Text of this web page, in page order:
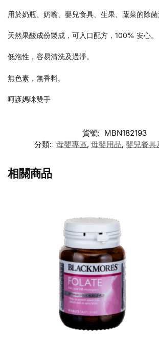
用於奶瓶、奶嘴、嬰兒食具、生果、蔬菜的除菌
天然果酸成份製成，可入口配方，100% 安心。
低泡性，容易清洗及過淨。
無色素，無香料。
呵護媽咪雙手
貨號: MBN182193
分類: 母嬰專區, 母嬰用品, 嬰兒餐具
相關商品